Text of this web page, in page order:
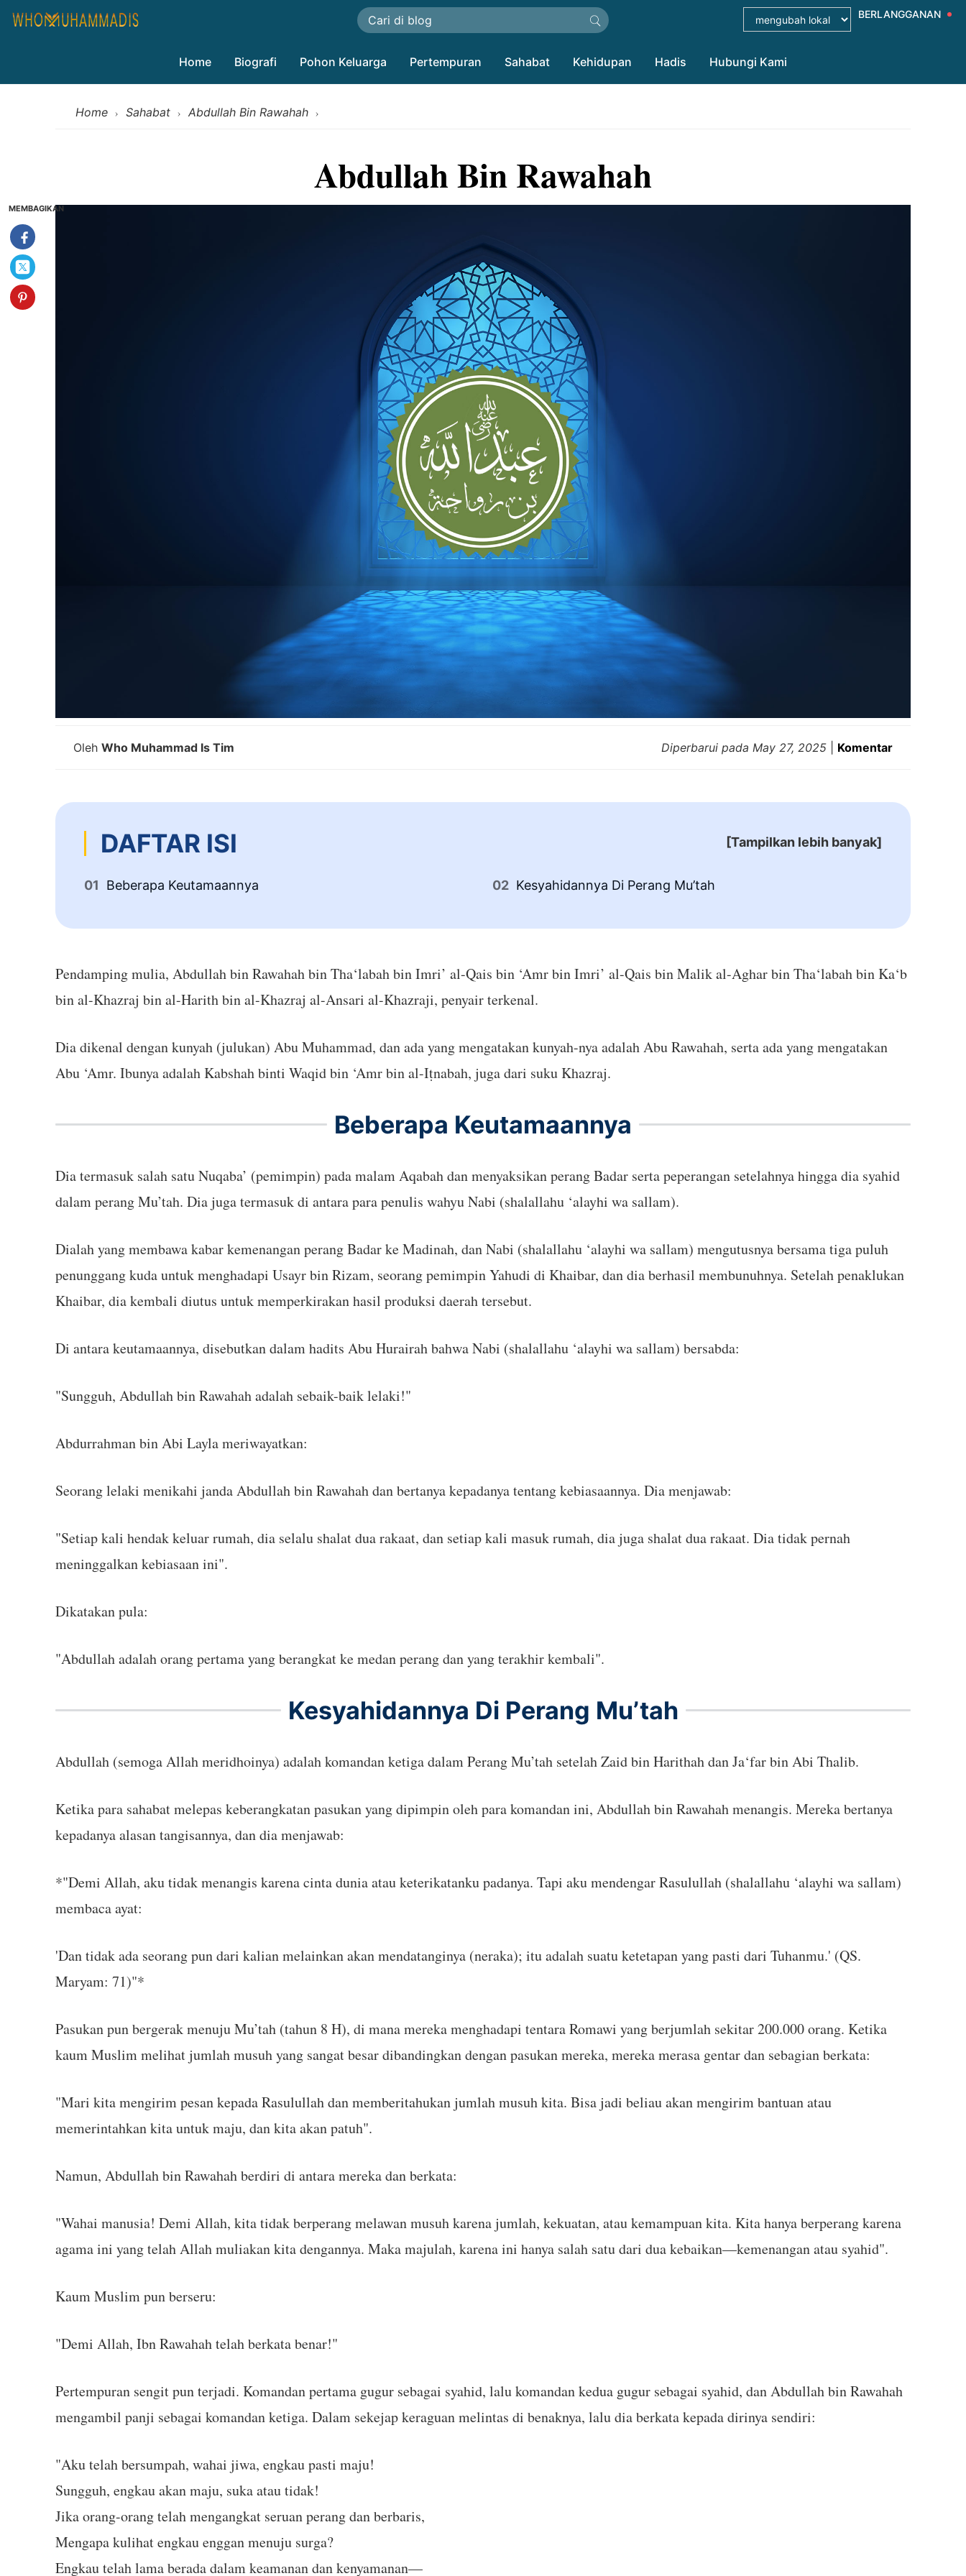
BERLANGGANAN
Home Biografi Pohon Keluarga Pertempuran Sahabat Kehidupan Hadis Hubungi Kami
Home › Sahabat › Abdullah Bin Rawahah ›
Abdullah Bin Rawahah
Oleh Who Muhammad Is Tim Diperbarui pada May 27, 2025 Komentar
MEMBAGIKAN
DAFTAR ISI
Beberapa Keutamaannya Kesyahidannya Di Perang Mu’tah
[Tampilkan lebih banyak]
Pendamping mulia, Abdullah bin Rawahah bin Tha‘labah bin Imri’ al-Qais bin ‘Amr bin Imri’ al-Qais bin Malik al-Aghar bin Tha‘labah bin Ka‘b
bin al-Khazraj bin al-Harith bin al-Khazraj al-Ansari al-Khazraji, penyair terkenal.
Dia dikenal dengan kunyah (julukan) Abu Muhammad, dan ada yang mengatakan kunyah-nya adalah Abu Rawahah, serta ada yang mengatakan
Abu ‘Amr. Ibunya adalah Kabshah binti Waqid bin ‘Amr bin al-Iṭnabah, juga dari suku Khazraj.
Beberapa Keutamaannya
Dia termasuk salah satu Nuqaba’ (pemimpin) pada malam Aqabah dan menyaksikan perang Badar serta peperangan setelahnya hingga dia syahid
dalam perang Mu’tah. Dia juga termasuk di antara para penulis wahyu Nabi (shalallahu ‘alayhi wa sallam).
Dialah yang membawa kabar kemenangan perang Badar ke Madinah, dan Nabi (shalallahu ‘alayhi wa sallam) mengutusnya bersama tiga puluh
penunggang kuda untuk menghadapi Usayr bin Rizam, seorang pemimpin Yahudi di Khaibar, dan dia berhasil membunuhnya. Setelah penaklukan
Khaibar, dia kembali diutus untuk memperkirakan hasil produksi daerah tersebut.
Di antara keutamaannya, disebutkan dalam hadits Abu Hurairah bahwa Nabi (shalallahu ‘alayhi wa sallam) bersabda:
"Sungguh, Abdullah bin Rawahah adalah sebaik-baik lelaki!"
Abdurrahman bin Abi Layla meriwayatkan:
Seorang lelaki menikahi janda Abdullah bin Rawahah dan bertanya kepadanya tentang kebiasaannya. Dia menjawab:
"Setiap kali hendak keluar rumah, dia selalu shalat dua rakaat, dan setiap kali masuk rumah, dia juga shalat dua rakaat. Dia tidak pernah
meninggalkan kebiasaan ini".
Dikatakan pula:
"Abdullah adalah orang pertama yang berangkat ke medan perang dan yang terakhir kembali".
Kesyahidannya Di Perang Mu’tah
Abdullah (semoga Allah meridhoinya) adalah komandan ketiga dalam Perang Mu’tah setelah Zaid bin Harithah dan Ja‘far bin Abi Thalib.
Ketika para sahabat melepas keberangkatan pasukan yang dipimpin oleh para komandan ini, Abdullah bin Rawahah menangis. Mereka bertanya
kepadanya alasan tangisannya, dan dia menjawab:
*"Demi Allah, aku tidak menangis karena cinta dunia atau keterikatanku padanya. Tapi aku mendengar Rasulullah (shalallahu ‘alayhi wa sallam)
membaca ayat:
'Dan tidak ada seorang pun dari kalian melainkan akan mendatanginya (neraka); itu adalah suatu ketetapan yang pasti dari Tuhanmu.' (QS.
Maryam: 71)"*
Pasukan pun bergerak menuju Mu’tah (tahun 8 H), di mana mereka menghadapi tentara Romawi yang berjumlah sekitar 200.000 orang. Ketika
kaum Muslim melihat jumlah musuh yang sangat besar dibandingkan dengan pasukan mereka, mereka merasa gentar dan sebagian berkata:
"Mari kita mengirim pesan kepada Rasulullah dan memberitahukan jumlah musuh kita. Bisa jadi beliau akan mengirim bantuan atau
memerintahkan kita untuk maju, dan kita akan patuh".
Namun, Abdullah bin Rawahah berdiri di antara mereka dan berkata:
"Wahai manusia! Demi Allah, kita tidak berperang melawan musuh karena jumlah, kekuatan, atau kemampuan kita. Kita hanya berperang karena
agama ini yang telah Allah muliakan kita dengannya. Maka majulah, karena ini hanya salah satu dari dua kebaikan—kemenangan atau syahid".
Kaum Muslim pun berseru:
"Demi Allah, Ibn Rawahah telah berkata benar!"
Pertempuran sengit pun terjadi. Komandan pertama gugur sebagai syahid, lalu komandan kedua gugur sebagai syahid, dan Abdullah bin Rawahah
mengambil panji sebagai komandan ketiga. Dalam sekejap keraguan melintas di benaknya, lalu dia berkata kepada dirinya sendiri:
"Aku telah bersumpah, wahai jiwa, engkau pasti maju!
Sungguh, engkau akan maju, suka atau tidak!
Jika orang-orang telah mengangkat seruan perang dan berbaris,
Mengapa kulihat engkau enggan menuju surga?
Engkau telah lama berada dalam keamanan dan kenyamanan—